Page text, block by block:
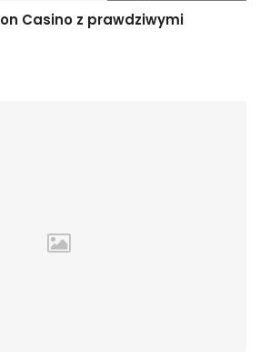
Casino z prawdziwymi